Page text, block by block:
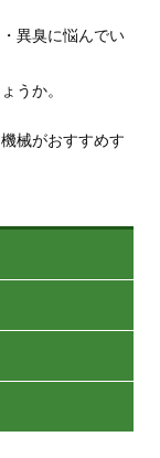
異臭に悩んでい
うか。
械がおすすめす